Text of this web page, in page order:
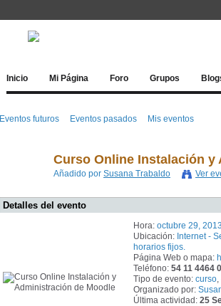
Inicio Mi Página Foro Grupos
Eventos futuros Eventos pasados Mis eventos
Curso Online Instalación
Añadido por Susana Trabaldo Ver
Detalles del evento
Hora: octubre 29, 2013
Ubicación: Internet -
horarios fijos.
Página Web o mapa:
Teléfono: 54 11 4464
Tipo de evento: curso,
Organizado por:
Última actividad: 25